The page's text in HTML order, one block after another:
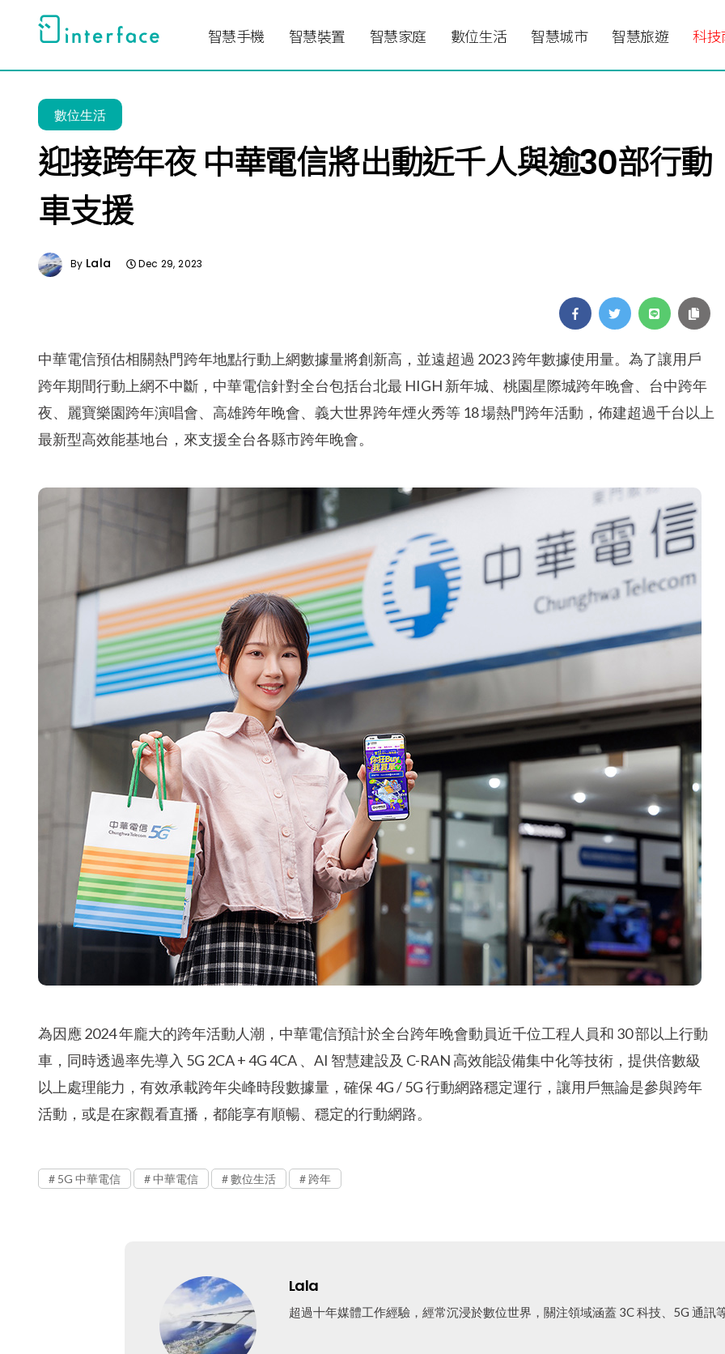
要
智慧手機 智慧裝置 智慧家庭 數位生活 智慧城市 智慧旅遊 科技
數位生活
迎接跨年夜 中華電信將出動近千人與逾30部行動
車支援
By Lala Dec 29, 2023
中華電信預估相關熱門跨年地點行動上網數據量將創新高，並遠超過 2023 跨年數據使用量。為了讓用戶
跨年期間行動上網不中斷，中華電信針對全台包括台北最 HIGH 新年城、桃園星際城跨年晚會、台中跨年
夜、麗寶樂園跨年演唱會、高雄跨年晚會、義大世界跨年煙火秀等 18 場熱門跨年活動，佈建超過千台以上
最新型高效能基地台，來支援全台各縣市跨年晚會。
為因應 2024 年龐大的跨年活動人潮，中華電信預計於全台跨年晚會動員近千位工程人員和 30 部以上行動
車，同時透過率先導入 5G 2CA + 4G 4CA 、AI 智慧建設及 C-RAN 高效能設備集中化等技術，提供倍數級
以上處理能力，有效承載跨年尖峰時段數據量，確保 4G / 5G 行動網路穩定運行，讓用戶無論是參與跨年
活動，或是在家觀看直播，都能享有順暢、穩定的行動網路。
5G 中華電信 中華電信 數位生活 跨年
Lala
超過十年媒體工作經驗，經常沉浸於數位世界，關注領域涵蓋 3C 科技、5G 通訊